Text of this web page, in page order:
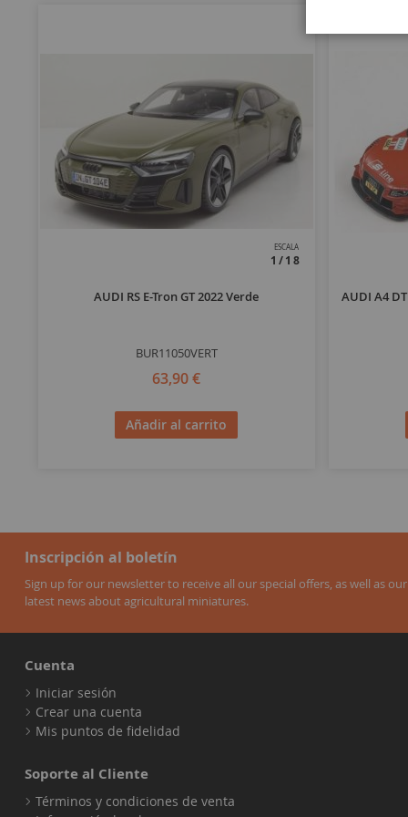
ESCALA
1/18
AUDI RS E-Tron GT 2022 Verde
BUR11050VERT
63,90 €
Añadir al carrito
AUDI A4
Inscripción al boletín
Sign up for our newsletter to receive all our special offers, as well as our
latest news about agricultural miniatures.
Cuenta
Iniciar sesión
Crear una cuenta
Mis puntos de fidelidad
Soporte al Cliente
Términos y condiciones de venta